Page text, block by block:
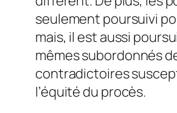
seulement poursuivi
mais, il est aussi
mêmes subordonnés
contradictoires
l’équité du procès.